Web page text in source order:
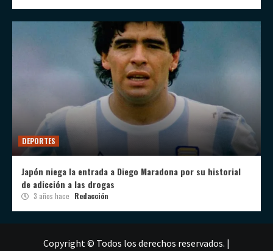
DEPORTES
Japón niega la entrada a Diego Maradona por su historial
de adicción a las drogas
3 años hace Redacción
Copyright © Todos los derechos reservados. |